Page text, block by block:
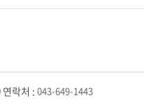
연락처 : 043-649-1443